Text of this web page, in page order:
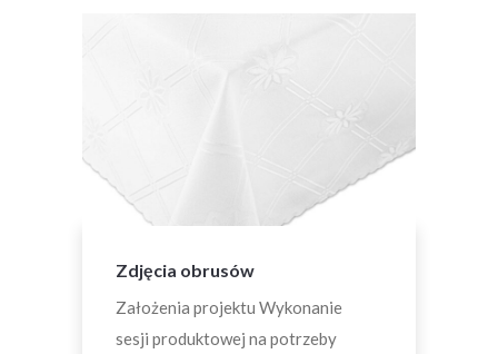
Zdjęcia obrusów
Założenia projektu Wykonanie
sesji produktowej na potrzeby